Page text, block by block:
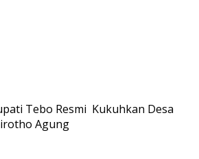
Tebo Resmi Kukuhkan Desa
Agung